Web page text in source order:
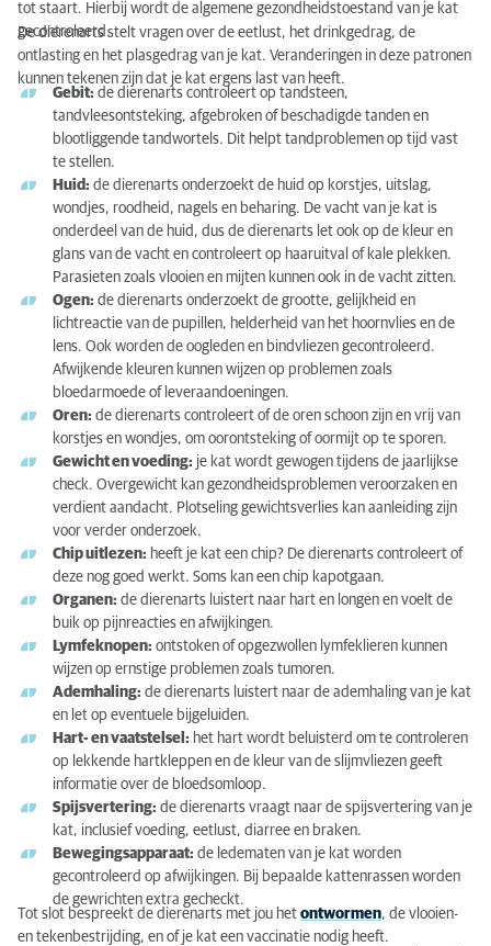
tot staart. Hierbij wordt de algemene gezondheidstoestand van je kat
gecontroleerd.
De dierenarts stelt vragen over de eetlust, het drinkgedrag, de
ontlasting en het plasgedrag van je kat. Veranderingen in deze patronen
kunnen tekenen zijn dat je kat ergens last van heeft.
Gebit: de dierenarts controleert op tandsteen,
tandvleesontsteking, afgebroken of beschadigde tanden en
blootliggende tandwortels. Dit helpt tandproblemen op tijd vast
te stellen.
Huid: de dierenarts onderzoekt de huid op korstjes, uitslag,
wondjes, roodheid, nagels en beharing. De vacht van je kat is
onderdeel van de huid, dus de dierenarts let ook op de kleur en
glans van de vacht en controleert op haaruitval of kale plekken.
Parasieten zoals vlooien en mijten kunnen ook in de vacht zitten.
Ogen: de dierenarts onderzoekt de grootte, gelijkheid en
lichtreactie van de pupillen, helderheid van het hoornvlies en de
lens. Ook worden de oogleden en bindvliezen gecontroleerd.
Afwijkende kleuren kunnen wijzen op problemen zoals
bloedarmoede of leveraandoeningen.
Oren: de dierenarts controleert of de oren schoon zijn en vrij van
korstjes en wondjes, om oorontsteking of oormijt op te sporen.
Gewicht en voeding: je kat wordt gewogen tijdens de jaarlijkse
check. Overgewicht kan gezondheidsproblemen veroorzaken en
verdient aandacht. Plotseling gewichtsverlies kan aanleiding zijn
voor verder onderzoek.
Chip uitlezen: heeft je kat een chip? De dierenarts controleert of
deze nog goed werkt. Soms kan een chip kapotgaan.
Organen: de dierenarts luistert naar hart en longen en voelt de
buik op pijnreacties en afwijkingen.
Lymfeknopen: ontstoken of opgezwollen lymfeklieren kunnen
wijzen op ernstige problemen zoals tumoren.
Ademhaling: de dierenarts luistert naar de ademhaling van je kat
en let op eventuele bijgeluiden.
Hart- en vaatstelsel: het hart wordt beluisterd om te controleren
op lekkende hartkleppen en de kleur van de slijmvliezen geeft
informatie over de bloedsomloop.
Spijsvertering: de dierenarts vraagt naar de spijsvertering van je
kat, inclusief voeding, eetlust, diarree en braken.
Bewegingsapparaat: de ledematen van je kat worden
gecontroleerd op afwijkingen. Bij bepaalde kattenrassen worden
de gewrichten extra gecheckt.
Tot slot bespreekt de dierenarts met jou het ontwormen, de vlooien-
en tekenbestrijding, en of je kat een vaccinatie nodig heeft.